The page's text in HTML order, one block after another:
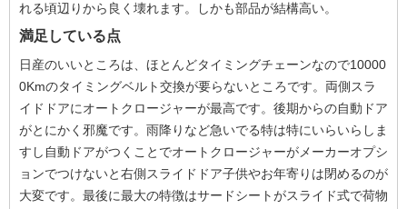
れる頃辺りから良く壊れます。しかも部品が結構高い。
満足している点
日産のいいところは、ほとんどタイミングチェーンなので10000
0Kmのタイミングベルト交換が要らないところです。両側スラ
イドドアにオートクロージャーが最高です。後期からの自動ドア
がとにかく邪魔です。雨降りなど急いでる特は特にいらいらしま
すし自動ドアがつくことでオートクロージャーがメーカーオプシ
ョンでつけないと右側スライドドア子供やお年寄りは閉めるのが
大変です。最後に最大の特徴はサードシートがスライド式で荷物